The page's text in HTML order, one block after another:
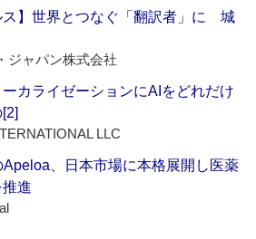
ス】世界とつなぐ「翻訳者」に 城
ジャパン株式会社
カライゼーションにAIをどれだけ
LLC
、日本市場に本格展開し医薬
進